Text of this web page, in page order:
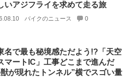
いアジフライを求めて走る旅
バイクのニュース 0
名で最も秘境感ただよう!?「天空
マートIC」工事どこまで進んだ
が現れたトンネル”横でスゴい量